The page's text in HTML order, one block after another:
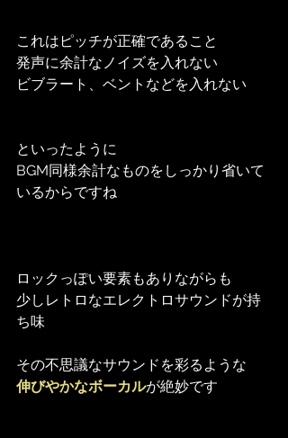
これはピッチが正確であること
発声に余計なノイズを入れない
ビブラート、ベントなどを入れない
といったように
BGM同様余計なものをしっかり省いて
いるからですね
ロックっぽい要素もありながらも
少しレトロなエレクトロサウンドが持
ち味
その不思議なサウンドを彩るような
伸びやかなボーカルが絶妙です